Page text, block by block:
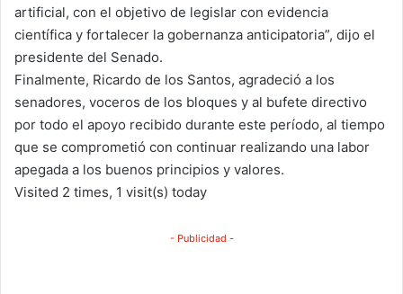
artificial, con el objetivo de legislar con evidencia
científica y fortalecer la gobernanza anticipatoria”, dijo el
presidente del Senado.
Finalmente, Ricardo de los Santos, agradeció a los
senadores, voceros de los bloques y al bufete directivo
por todo el apoyo recibido durante este período, al tiempo
que se comprometió con continuar realizando una labor
apegada a los buenos principios y valores.
Visited 2 times, 1 visit(s) today
- Publicidad -